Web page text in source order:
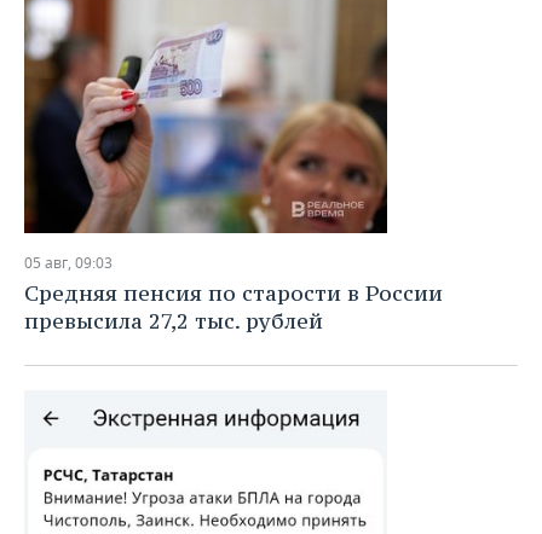
05 авг, 09:03
Средняя пенсия по старости в России
превысила 27,2 тыс. рублей